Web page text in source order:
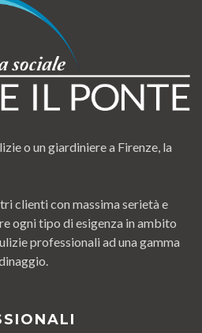
o un giardiniere a Firenze, la
clienti con massima serietà e
ogni tipo di esigenza in ambito
professionali ad una gamma